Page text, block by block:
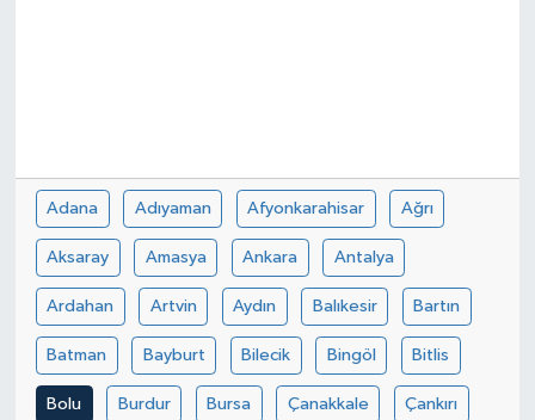
Adana Adıyaman Afyonkarahisar Ağrı
Aksaray Amasya Ankara Antalya
Ardahan Artvin Aydın Balıkesir Bartın
Batman Bayburt Bilecik Bingöl Bitlis
Bolu Burdur Bursa Çanakkale Çankırı